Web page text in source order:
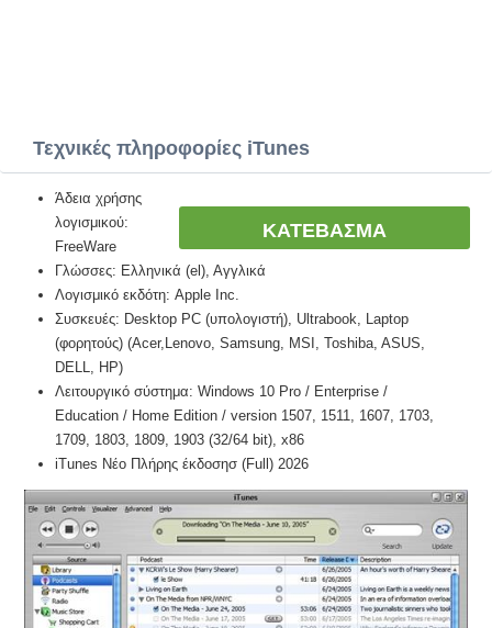
Τεχνικές πληροφορίες iTunes
ΚΑΤΕΒΑΣΜΑ
Άδεια χρήσης
λογισμικού:
FreeWare
Γλώσσες: Ελληνικά (el), Αγγλικά
Λογισμικό εκδότη: Apple Inc.
Συσκευές: Desktop PC (υπολογιστή), Ultrabook, Laptop
(φορητούς) (Acer,Lenovo, Samsung, MSI, Toshiba, ASUS,
DELL, HP)
Λειτουργικό σύστημα: Windows 10 Pro / Enterprise /
Education / Home Edition / version 1507, 1511, 1607, 1703,
1709, 1803, 1809, 1903 (32/64 bit), x86
iTunes Νέο Πλήρης έκδοσησ (Full) 2026